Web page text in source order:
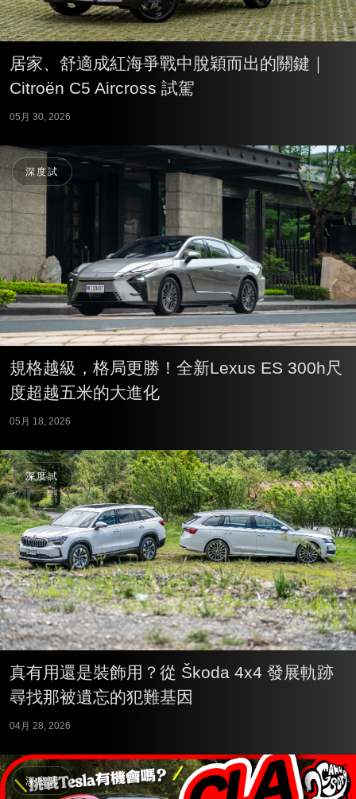
居家、舒適成紅海爭戰中脫穎而出的關鍵｜
Citroën C5 Aircross 試駕
05月 30, 2026
深度試
規格越級，格局更勝！全新Lexus ES 300h尺
度超越五米的大進化
05月 18, 2026
深度試
真有用還是裝飾用？從 Škoda 4x4 發展軌跡
尋找那被遺忘的犯難基因
04月 28, 2026
深度試